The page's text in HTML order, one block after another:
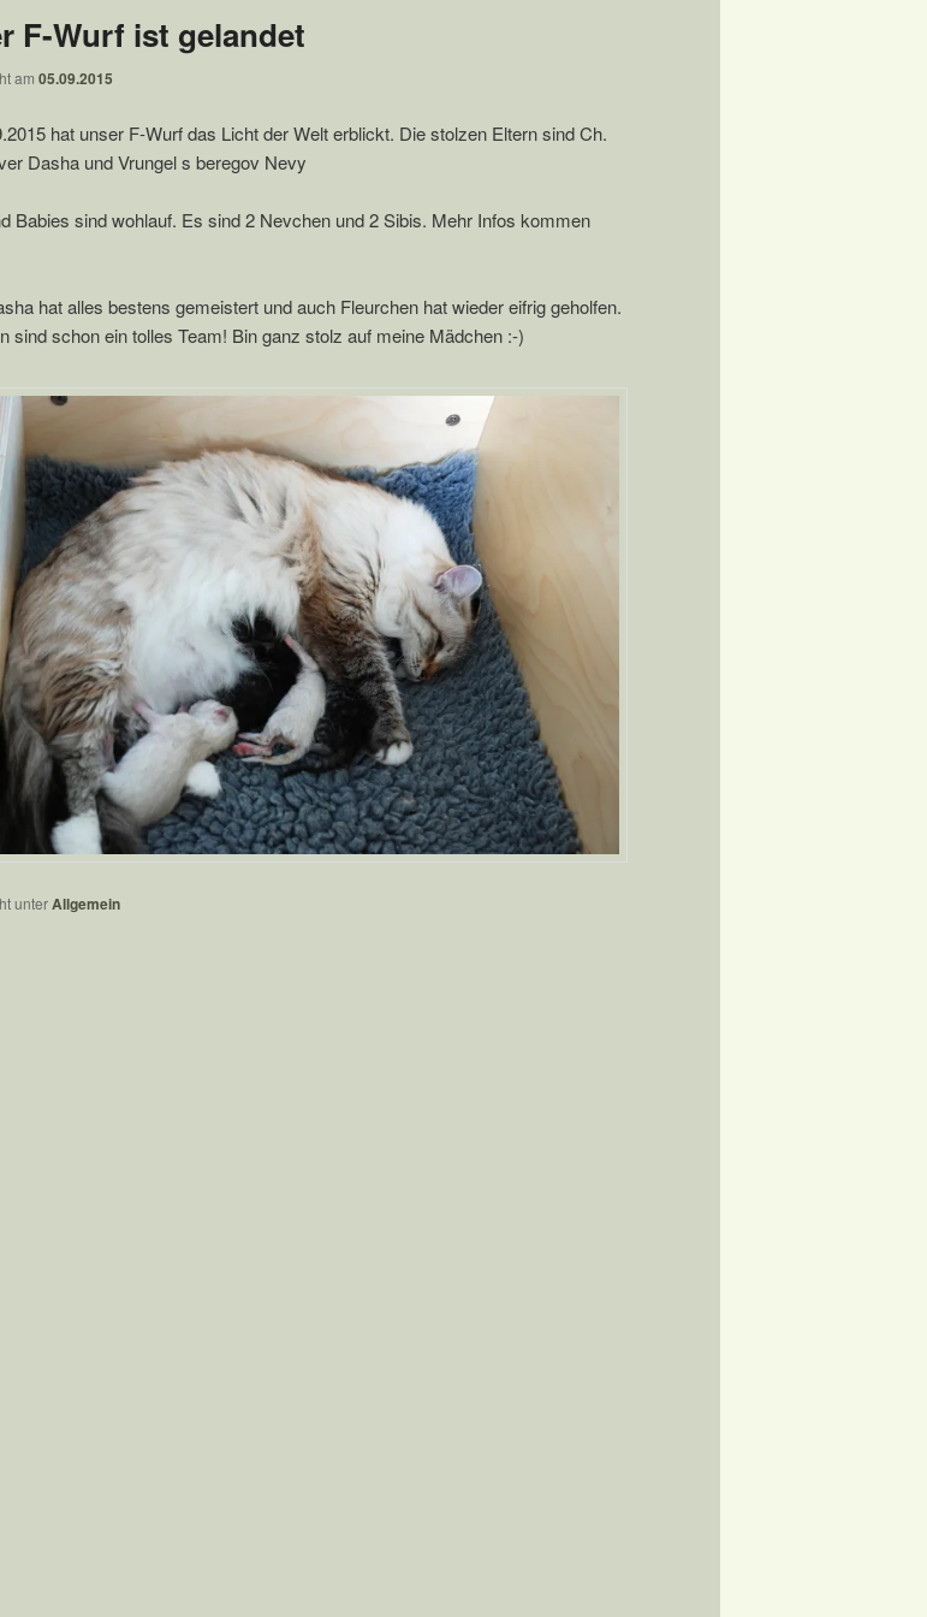
F-Wurf ist gelandet
am 05.09.2015
hat unser F-Wurf das Licht der Welt erblickt. Die stolzen Eltern sind Ch.
Dasha und Vrungel s beregov Nevy
Babies sind wohlauf. Es sind 2 Nevchen und 2 Sibis. Mehr Infos kommen
hat alles bestens gemeistert und auch Fleurchen hat wieder eifrig geholfen.
sind schon ein tolles Team! Bin ganz stolz auf meine Mädchen :-)
unterAllgemein